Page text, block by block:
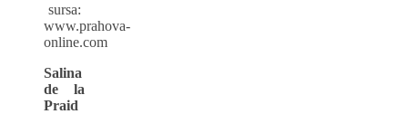
sursa:
www.prahova-
online.com
Salina
de la
Praid